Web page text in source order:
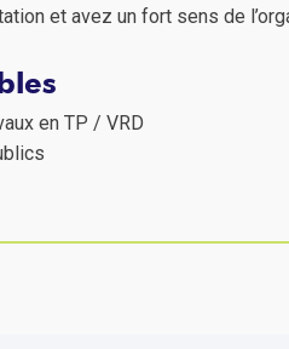
et avez un fort sens de
en TP / VRD